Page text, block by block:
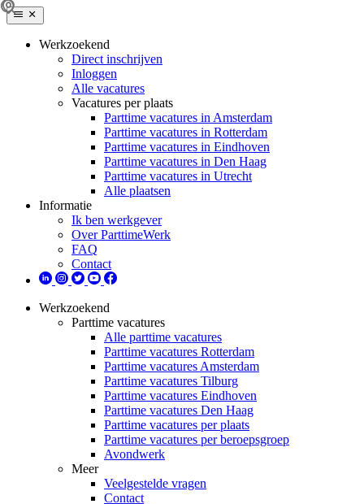
Werkzoekend
Direct inschrijven
Inloggen
Alle vacatures
Vacatures per plaats
Parttime vacatures in Amsterdam
Parttime vacatures in Rotterdam
Parttime vacatures in Eindhoven
Parttime vacatures in Den Haag
Parttime vacatures in Utrecht
Alle plaatsen
Informatie
Ik ben werkgever
Over ParttimeWerk
FAQ
Contact
Werkzoekend
Parttime vacatures
Alle parttime vacatures
Parttime vacatures Rotterdam
Parttime vacatures Amsterdam
Parttime vacatures Tilburg
Parttime vacatures Eindhoven
Parttime vacatures Den Haag
Parttime vacatures per plaats
Parttime vacatures per beroepsgroep
Avondwerk
Meer
Veelgestelde vragen
Contact